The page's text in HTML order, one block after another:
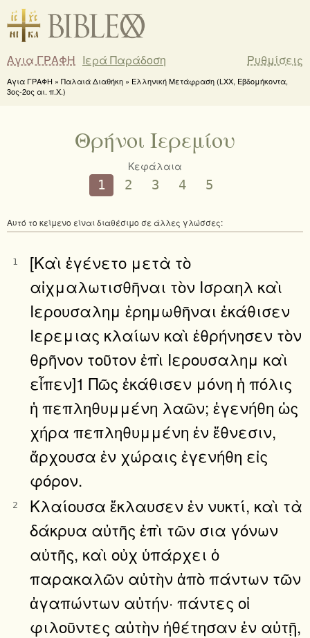
Αγια ΓΡΑΦΗ Ιερά Παράδοση Ρυθμίσεις
Αγια ΓΡΑΦΗ » Παλαιά Διαθήκη » Ελληνική Μετάφραση (LXX, Εβδομήκοντα,
3ος-2ος αι. π.Χ.)
Θρήνοι Ιερεμίου
Κεφάλαια
1 2 3 4 5
Αυτό το κείμενο είναι διαθέσιμο σε άλλες γλώσσες:
1
[Καὶ ἐγένετο μετὰ τὸ
αἰχμαλωτισθῆναι τὸν Ισραηλ καὶ
Ιερουσαλημ ἐρημωθῆναι ἐκάθισεν
Ιερεμιας κλαίων καὶ ἐθρήνησεν τὸν
θρῆνον τοῦτον ἐπὶ Ιερουσαλημ καὶ
εἶπεν]1 Πῶς ἐκάθισεν μόνη ἡ πόλις
ἡ πεπληθυμμένη λαῶν; ἐγενήθη ὡς
χήρα πεπληθυμμένη ἐν ἔθνεσιν,
ἄρχουσα ἐν χώραις ἐγενήθη εἰς
φόρον.
2
Κλαίουσα ἔκλαυσεν ἐν νυκτί, καὶ τὰ
δάκρυα αὐτῆς ἐπὶ τῶν σια γόνων
αὐτῆς, καὶ οὐχ ὑπάρχει ὁ
παρακαλῶν αὐτὴν ἀπὸ πάντων τῶν
ἀγαπώντων αὐτήν· πάντες οἱ
φιλοῦντες αὐτὴν ἠθέτησαν ἐν αὐτῇ,